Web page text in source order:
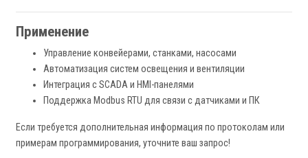
Применение
Управление конвейерами, станками, насосами
Автоматизация систем освещения и вентиляции
Интеграция с SCADA и HMI-панелями
Поддержка Modbus RTU для связи с датчиками и ПК
Если требуется дополнительная информация по протоколам или
примерам программирования, уточните ваш запрос!